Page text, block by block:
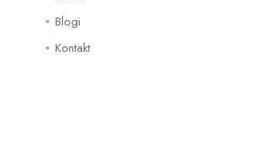
Blogi
Kontakt